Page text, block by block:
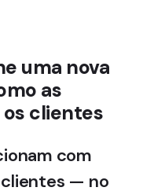
uma nova
as
clientes
com
clientes — no